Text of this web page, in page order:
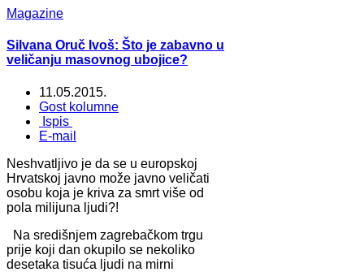
Magazine
Silvana Oruč Ivoš: Što je zabavno u
veličanju masovnog ubojice?
11.05.2015.
Gost kolumne
Ispis
E-mail
Neshvatljivo je da se u europskoj
Hrvatskoj javno može javno veličati
osobu koja je kriva za smrt više od
pola milijuna ljudi?!
Na središnjem zagrebačkom trgu
prije koji dan okupilo se nekoliko
desetaka tisuća ljudi na mirni